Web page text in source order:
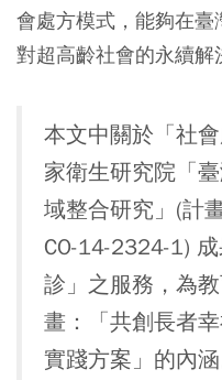
會處方模式，能夠在
對超高齡社會的永續解
本文中關於「社
家衛生研究院「
域整合研究」(計
CO-14-2324-1)
診」之服務，為
畫：「共創長者
實踐方案」的內